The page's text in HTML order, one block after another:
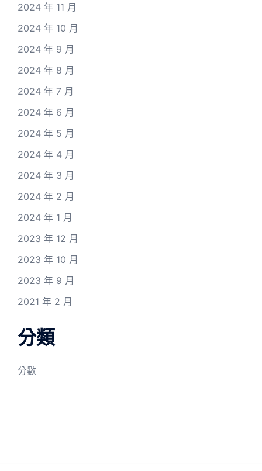
2024 年 11 月
2024 年 10 月
2024 年 9 月
2024 年 8 月
2024 年 7 月
2024 年 6 月
2024 年 5 月
2024 年 4 月
2024 年 3 月
2024 年 2 月
2024 年 1 月
2023 年 12 月
2023 年 10 月
2023 年 9 月
2021 年 2 月
分類
分數